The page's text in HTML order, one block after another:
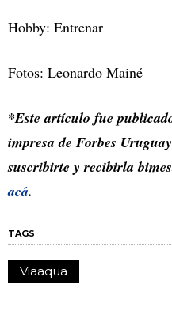
Hobby: Entrenar
Fotos: Leonardo Mainé
*Este artículo fue
impresa de Forbes
suscribirte y recibirla
acá.
TAGS
Viaaqua